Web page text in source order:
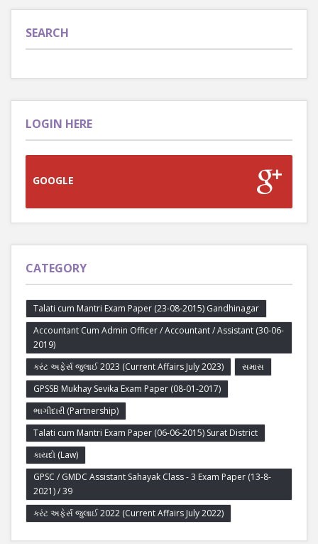
SEARCH
LOGIN HERE
GOOGLE
CATEGORY
Talati cum Mantri Exam Paper (23-08-2015) Gandhinagar
Accountant Cum Admin Officer / Accountant / Assistant (30-06-
2019)
કરંટ અફેર્સ જુલાઈ 2023 (Current Affairs July 2023)
સમાસ
GPSSB Mukhay Sevika Exam Paper (08-01-2017)
ભાગીદારી (Partnership)
Talati cum Mantri Exam Paper (06-06-2015) Surat District
કાયદો (Law)
GPSC / GMDC Assistant Sahayak Class - 3 Exam Paper (13-8-
2021) / 39
કરંટ અફેર્સ જુલાઈ 2022 (Current Affairs July 2022)